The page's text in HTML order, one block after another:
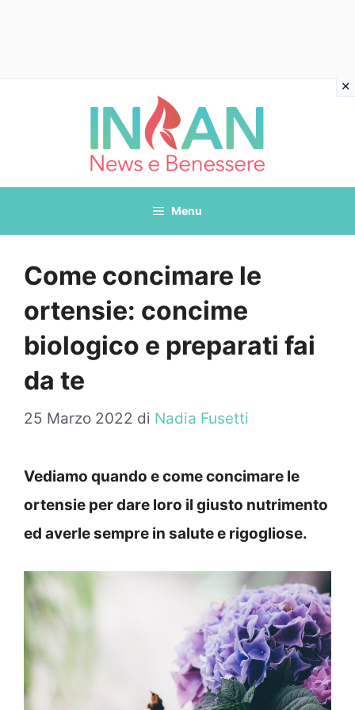
Menu
Come concimare le
ortensie: concime
biologico e preparati fai
da te
25 Marzo 2022 di Nadia Fusetti
Vediamo quando e come concimare le
ortensie per dare loro il giusto nutrimento
ed averle sempre in salute e rigogliose.